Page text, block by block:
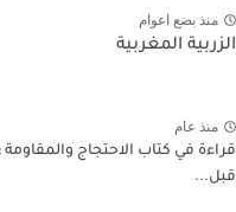
منذ بضع اعوام
الزربية المغربية
منذ عام
قراءة في كتاب الاحتجاج
قبل...